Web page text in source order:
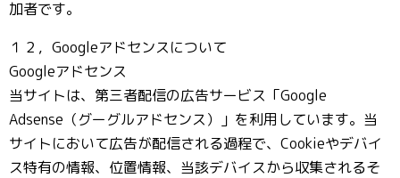
加者です。
１２，Googleアドセンスについて
Googleアドセンス
当サイトは、第三者配信の広告サービス「Google
Adsense（グーグルアドセンス）」を利用しています。当
サイトにおいて広告が配信される過程で、Cookieやデバイ
ス特有の情報、位置情報、当該デバイスから収集されるそ